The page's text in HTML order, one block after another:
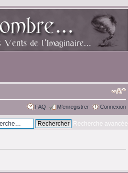
FAQ M’enregistrer Connexion
Recherche avancée